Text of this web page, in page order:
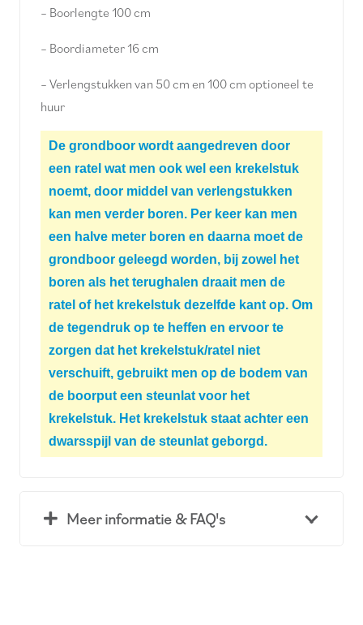
– Boorlengte 100 cm
– Boordiameter 16 cm
– Verlengstukken van 50 cm en 100 cm optioneel te
huur
De grondboor wordt aangedreven door
een ratel wat men ook wel een krekelstuk
noemt, door middel van verlengstukken
kan men verder boren. Per keer kan men
een halve meter boren en daarna moet de
grondboor geleegd worden, bij zowel het
boren als het terughalen draait men de
ratel of het krekelstuk dezelfde kant op. Om
de tegendruk op te heffen en ervoor te
zorgen dat het krekelstuk/ratel niet
verschuift, gebruikt men op de bodem van
de boorput een steunlat voor het
krekelstuk. Het krekelstuk staat achter een
dwarsspijl van de steunlat geborgd.
Meer informatie & FAQ's